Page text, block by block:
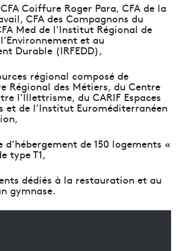
Coiffure Roger Para, CFA de la
CFA des Compagnons du
Med de l’Institut Régional de
et au
Durable (IRFEDD),
régional composé de
Régional des Métiers, du Centre
l’Illettrisme, du CARIF Espaces
et de l’Institut Euroméditerranéen
de 150 logements «
type T1,
dédiés à la restauration et au
gymnase.